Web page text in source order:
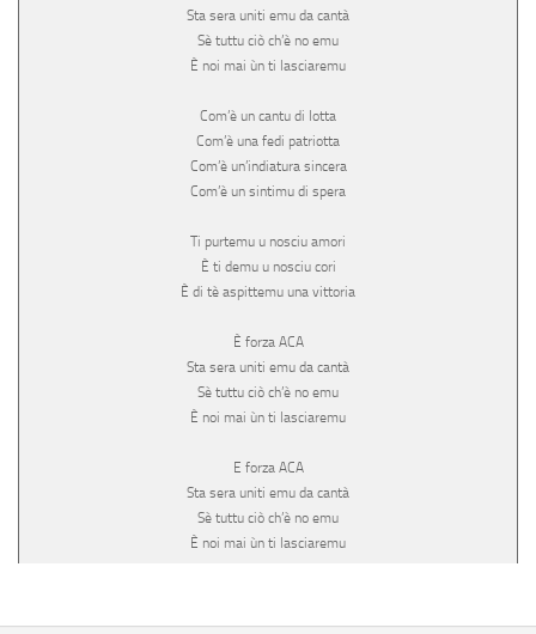
Sta sera uniti emu da cantà
Sè tuttu ciò ch’è no emu
È noi mai ùn ti lasciaremu
Com’è un cantu di lotta
Com’è una fedi patriotta
Com’è un’indiatura sincera
Com’è un sintimu di spera
Ti purtemu u nosciu amori
È ti demu u nosciu cori
È di tè aspittemu una vittoria
È forza ACA
Sta sera uniti emu da cantà
Sè tuttu ciò ch’è no emu
È noi mai ùn ti lasciaremu
E forza ACA
Sta sera uniti emu da cantà
Sè tuttu ciò ch’è no emu
È noi mai ùn ti lasciaremu